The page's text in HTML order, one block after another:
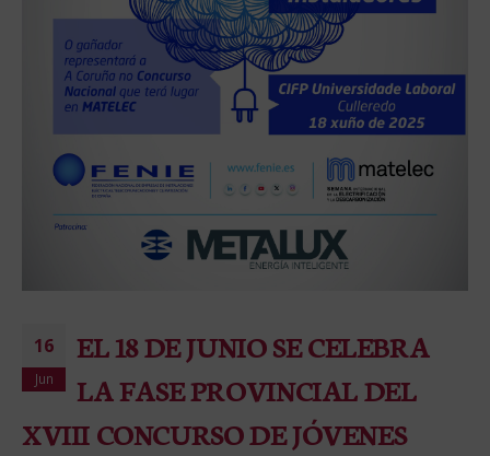
16
Jun
EL 18 DE JUNIO SE CELEBRA
LA FASE PROVINCIAL DEL
XVIII CONCURSO DE JÓVENES